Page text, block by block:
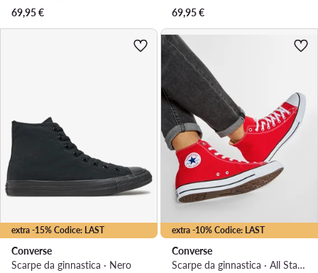
69,95€
69,95€
extra -15% Codice: LAST
Converse
Scarpe da ginnastica · Nero
extra -10% Codice: LAST
Converse
Scarpe da ginnastica · All Star · Rosso